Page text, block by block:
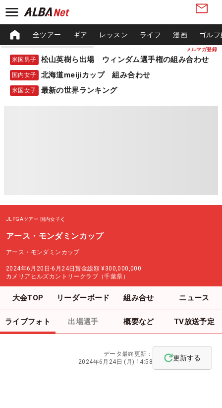
メルマガ登録
全ツアー ギア レッスン ライフ 漫画 ゴル
米国男子 松山英樹ら出場 ウィンダム選手権の組み合わせ
国内女子 北海道meijiカップ 組み合わせ
米国女子 最新の世界ランキング
JLPGAツアー 国内女子
アース・モンダミンカップ
アース・モンダミンカップ
2024年6月20日-6月24日賞金総額 ¥300,000,000
カメリアヒルズカントリークラブ（千葉県）
大会TOP リーダーボード 組み合せ ニュース
ライブフォト 出場選手 概要など TV放送予定
データ最終更新：
2024年6月24日 (月) 14:58
更新する